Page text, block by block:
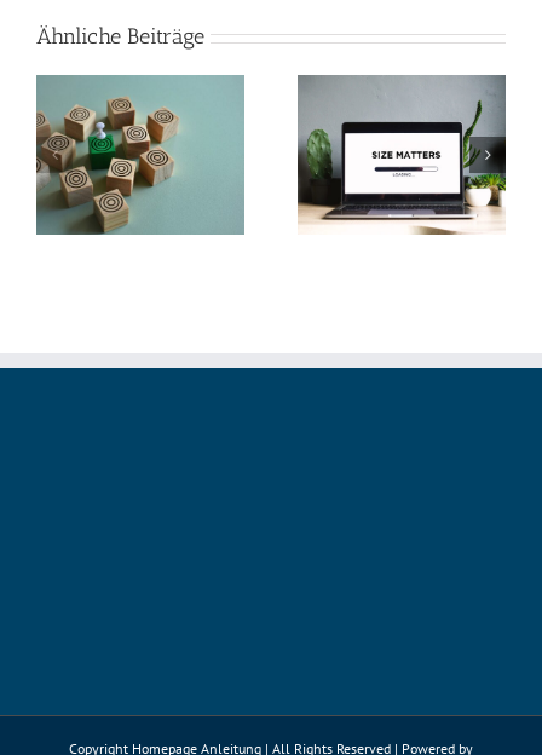
Ähnliche Beiträge
So verkleinerst du
Bilder in Photoshop
und machst deine
Webseite schneller
Perfekte Video-
Beleuchtung mit nur
zwei Lichtquellen
Copyright Homepage Anleitung | All Rights Reserved | Powered by